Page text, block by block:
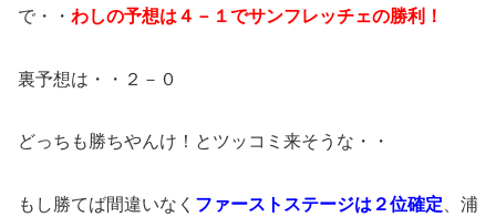
で・・ わしの予想は４－１でサンフレッチェの勝利！
裏予想は・・２－０
どっちも勝ちやんけ！とツッコミ来そうな・・
もし勝てば間違いなく ファーストステージは２位確定 、浦